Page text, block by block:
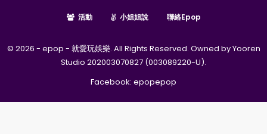
活動 小姐姐說 聯絡epop
© 2026 - epop - 就愛玩娛樂. All Rights Reserved. Owned by Yooren
Studio 202003070827 (003089220-U).
Facebook: epopepop